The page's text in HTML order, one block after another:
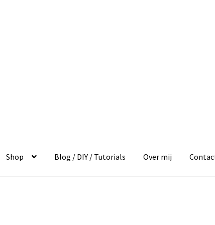
Shop Blog / DIY / Tutorials Over mij